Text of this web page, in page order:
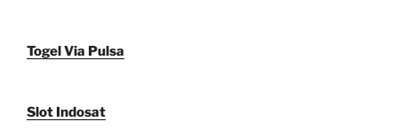
Togel Via Pulsa
Slot Indosat